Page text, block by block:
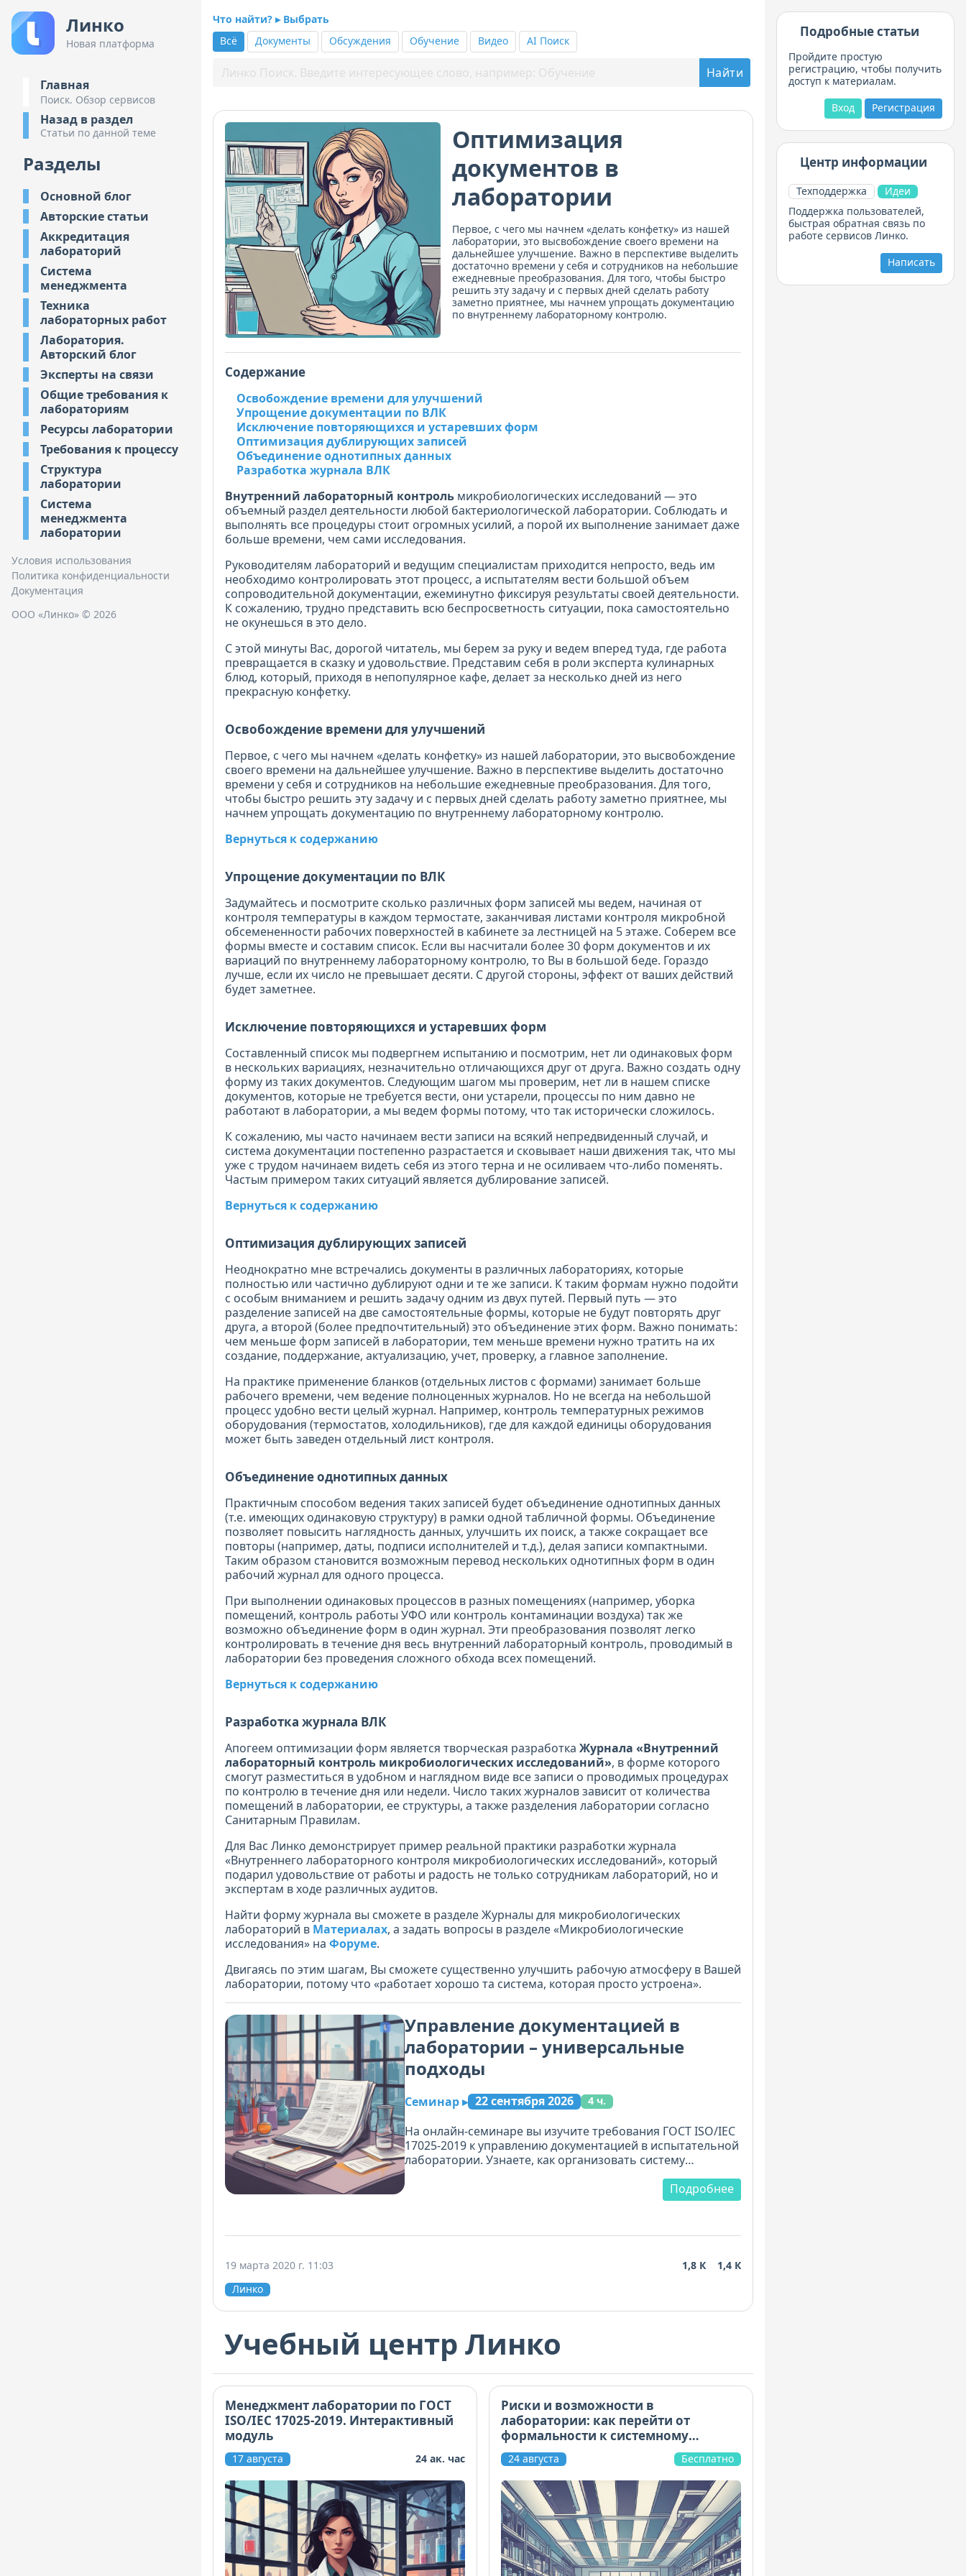
Линко
Новая платформа
Главная
Поиск. Обзор сервисов
Назад в раздел
Статьи по данной теме
Разделы
Основной блог
Авторские статьи
Аккредитация
лабораторий
Система
менеджмента
Техника
лабораторных работ
Лаборатория.
Авторский блог
Эксперты на связи
Общие требования к
лабораториям
Ресурсы лаборатории
Требования к процессу
Структура
лаборатории
Система
менеджмента
лаборатории
Условия использования
Политика конфиденциальности
Документация
ООО «Линко» © 2026
Что найти? ▸ Выбрать
Всё
Документы Обсуждения Обучение Видео AI Поиск
Оптимизация
документов в
лаборатории
Первое, с чего мы начнем «делать конфетку» из нашей
лаборатории, это высвобождение своего времени на
дальнейшее улучшение. Важно в перспективе выделить
достаточно времени у себя и сотрудников на небольшие
ежедневные преобразования. Для того, чтобы быстро
решить эту задачу и с первых дней сделать работу
заметно приятнее, мы начнем упрощать документацию
по внутреннему лабораторному контролю.
Содержание
Освобождение времени для улучшений
Упрощение документации по ВЛК
Исключение повторяющихся и устаревших форм
Оптимизация дублирующих записей
Объединение однотипных данных
Разработка журнала ВЛК
Внутренний лабораторный контроль микробиологических исследований — это
объемный раздел деятельности любой бактериологической лаборатории. Соблюдать и
выполнять все процедуры стоит огромных усилий, а порой их выполнение занимает даже
больше времени, чем сами исследования.
Руководителям лабораторий и ведущим специалистам приходится непросто, ведь им
необходимо контролировать этот процесс, а испытателям вести большой объем
сопроводительной документации, ежеминутно фиксируя результаты своей деятельности.
К сожалению, трудно представить всю беспросветность ситуации, пока самостоятельно
не окунешься в это дело.
С этой минуты Вас, дорогой читатель, мы берем за руку и ведем вперед туда, где работа
превращается в сказку и удовольствие. Представим себя в роли эксперта кулинарных
блюд, который, приходя в непопулярное кафе, делает за несколько дней из него
прекрасную конфетку.
Освобождение времени для улучшений
Первое, с чего мы начнем «делать конфетку» из нашей лаборатории, это высвобождение
своего времени на дальнейшее улучшение. Важно в перспективе выделить достаточно
времени у себя и сотрудников на небольшие ежедневные преобразования. Для того,
чтобы быстро решить эту задачу и с первых дней сделать работу заметно приятнее, мы
начнем упрощать документацию по внутреннему лабораторному контролю.
Вернуться к содержанию
Упрощение документации по ВЛК
Задумайтесь и посмотрите сколько различных форм записей мы ведем, начиная от
контроля температуры в каждом термостате, заканчивая листами контроля микробной
обсемененности рабочих поверхностей в кабинете за лестницей на 5 этаже. Соберем все
формы вместе и составим список. Если вы насчитали более 30 форм документов и их
вариаций по внутреннему лабораторному контролю, то Вы в большой беде. Гораздо
лучше, если их число не превышает десяти. С другой стороны, эффект от ваших действий
будет заметнее.
Исключение повторяющихся и устаревших форм
Составленный список мы подвергнем испытанию и посмотрим, нет ли одинаковых форм
в нескольких вариациях, незначительно отличающихся друг от друга. Важно создать одну
форму из таких документов. Следующим шагом мы проверим, нет ли в нашем списке
документов, которые не требуется вести, они устарели, процессы по ним давно не
работают в лаборатории, а мы ведем формы потому, что так исторически сложилось.
К сожалению, мы часто начинаем вести записи на всякий непредвиденный случай, и
система документации постепенно разрастается и сковывает наши движения так, что мы
уже с трудом начинаем видеть себя из этого терна и не осиливаем что-либо поменять.
Частым примером таких ситуаций является дублирование записей.
Вернуться к содержанию
Оптимизация дублирующих записей
Неоднократно мне встречались документы в различных лабораториях, которые
полностью или частично дублируют одни и те же записи. К таким формам нужно подойти
с особым вниманием и решить задачу одним из двух путей. Первый путь — это
разделение записей на две самостоятельные формы, которые не будут повторять друг
друга, а второй (более предпочтительный) это объединение этих форм. Важно понимать:
чем меньше форм записей в лаборатории, тем меньше времени нужно тратить на их
создание, поддержание, актуализацию, учет, проверку, а главное заполнение.
На практике применение бланков (отдельных листов с формами) занимает больше
рабочего времени, чем ведение полноценных журналов. Но не всегда на небольшой
процесс удобно вести целый журнал. Например, контроль температурных режимов
оборудования (термостатов, холодильников), где для каждой единицы оборудования
может быть заведен отдельный лист контроля.
Объединение однотипных данных
Практичным способом ведения таких записей будет объединение однотипных данных
(т.е. имеющих одинаковую структуру) в рамки одной табличной формы. Объединение
позволяет повысить наглядность данных, улучшить их поиск, а также сокращает все
повторы (например, даты, подписи исполнителей и т.д.), делая записи компактными.
Таким образом становится возможным перевод нескольких однотипных форм в один
рабочий журнал для одного процесса.
При выполнении одинаковых процессов в разных помещениях (например, уборка
помещений, контроль работы УФО или контроль контаминации воздуха) так же
возможно объединение форм в один журнал. Эти преобразования позволят легко
контролировать в течение дня весь внутренний лабораторный контроль, проводимый в
лаборатории без проведения сложного обхода всех помещений.
Вернуться к содержанию
Разработка журнала ВЛК
Апогеем оптимизации форм является творческая разработка Журнала «Внутренний
лабораторный контроль микробиологических исследований», в форме которого
смогут разместиться в удобном и наглядном виде все записи о проводимых процедурах
по контролю в течение дня или недели. Число таких журналов зависит от количества
помещений в лаборатории, ее структуры, а также разделения лаборатории согласно
Санитарным Правилам.
Для Вас Линко демонстрирует пример реальной практики разработки журнала
«Внутреннего лабораторного контроля микробиологических исследований», который
подарил удовольствие от работы и радость не только сотрудникам лабораторий, но и
экспертам в ходе различных аудитов.
Найти форму журнала вы сможете в разделе Журналы для микробиологических
лабораторий в Материалах, а задать вопросы в разделе «Микробиологические
исследования» на Форуме.
Двигаясь по этим шагам, Вы сможете существенно улучшить рабочую атмосферу в Вашей
лаборатории, потому что «работает хорошо та система, которая просто устроена».
Управление документацией в
лаборатории – универсальные
подходы
Семинар▸ 22 сентября 2026 4 ч.
На онлайн-семинаре вы изучите требования ГОСТ ISO/IEC
17025-2019 к управлению документацией в испытательной
лаборатории. Узнаете, как организовать систему
внутренних документов, а также отслеживать обновления
внешних нормативных документов. Разберём, как
вести записи и обеспечивать доступ к актуальным
Научитесь разрабатывать универсальные документы:
использовать в работе. Курс подходит для подготовки к
аккредитации и внутренним аудитам.
Подробнее
19 марта 2020 г. 11:03 1,8 К
1,4 К
Линко
Учебный центр Линко
Менеджмент лаборатории по ГОСТ
ISO/IEC 17025-2019. Интерактивный
модуль
17 августа 24 ак. час
Риски и возможности в
лаборатории: как перейти от
формальности к системному
управлению
24 августа Бесплатно
Подробные статьи
Пройдите простую
регистрацию, чтобы получить
доступ к материалам.
Регистрация
Вход
Центр информации
Техподдержка
Идеи
Поддержка пользователей,
быстрая обратная связь по
работе сервисов Линко.
Написать